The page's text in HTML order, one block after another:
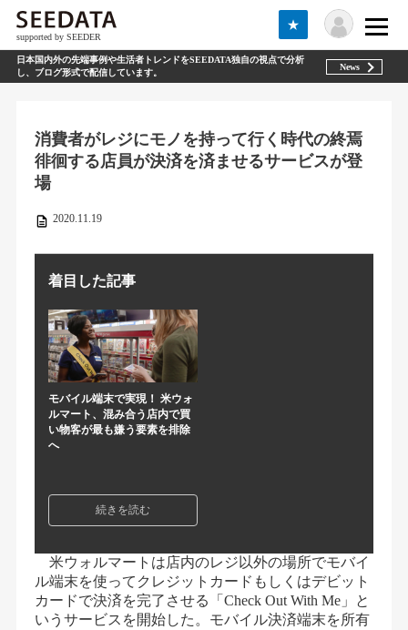
supported by SEEDER
★
日本国内外の先端事例や生活者トレンドをSEEDATA独自の視点で分析
し、ブログ形式で配信しています。
News
消費者がレジにモノを持って行く時代の終焉
徘徊する店員が決済を済ませるサービスが登
場
2020.11.19
着目した記事
モバイル端末で実現！ 米ウォ
ルマート、混み合う店内で買
い物客が最も嫌う要素を排除
へ
続きを読む
米ウォルマートは店内のレジ以外の場所でモバイ
ル端末を使ってクレジットカードもしくはデビット
カードで決済を完了させる「Check Out With Me」と
いうサービスを開始した。モバイル決済端末を所有